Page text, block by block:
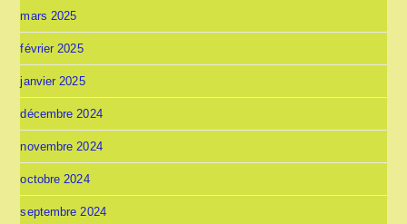
mars 2025
février 2025
janvier 2025
décembre 2024
novembre 2024
octobre 2024
septembre 2024